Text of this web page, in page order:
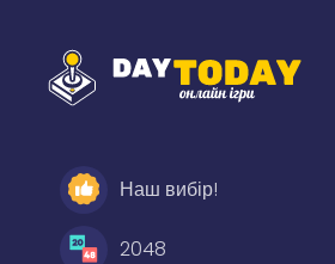
Наш вибір!
2048